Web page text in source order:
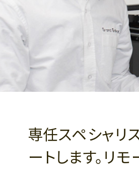
専任スペシャリ
ートします。リモ